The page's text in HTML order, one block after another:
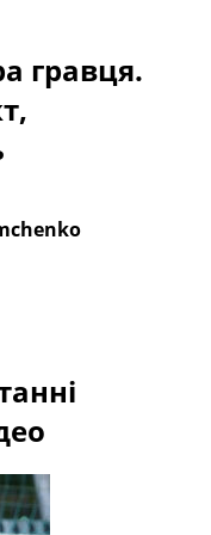
таблиці
гравця.